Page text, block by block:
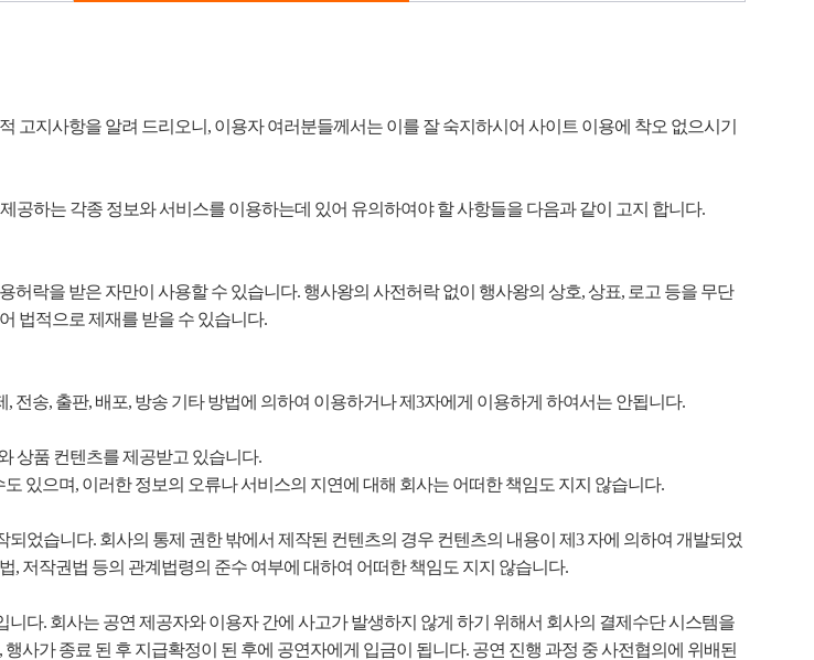
지사항을 알려 드리오니, 이용자 여러분들께서는 이를 잘 숙지하시어 사이트 이용에 착오 없으시기
공하는 각종 정보와 서비스를 이용하는데 있어 유의하여야 할 사항들을 다음과 같이 고지 합니다.
락을 받은 자만이 사용할 수 있습니다. 행사왕의 사전허락 없이 행사왕의 상호, 상표, 로고 등을 무단
법적으로 제재를 받을 수 있습니다.
송, 출판, 배포, 방송 기타 방법에 의하여 이용하거나 제3자에게 이용하게 하여서는 안됩니다.
상품 컨텐츠를 제공받고 있습니다.
있으며, 이러한 정보의 오류나 서비스의 지연에 대해 회사는 어떠한 책임도 지지 않습니다.
었습니다. 회사의 통제 권한 밖에서 제작된 컨텐츠의 경우 컨텐츠의 내용이 제3 자에 의하여 개발되었
저작권법 등의 관계법령의 준수 여부에 대하여 어떠한 책임도 지지 않습니다.
다. 회사는 공연 제공자와 이용자 간에 사고가 발생하지 않게 하기 위해서 회사의 결제수단 시스템을
사가 종료 된 후 지급확정이 된 후에 공연자에게 입금이 됩니다. 공연 진행 과정 중 사전협의에 위배된